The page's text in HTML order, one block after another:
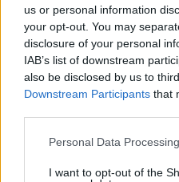
us or personal information
your opt-out. You may
disclosure of your personal
IAB’s list of downstream
also be disclosed by us to
Downstream Participants that
Please note that this website/
not limited to your visit or
Personal Data
I want to opt-out of the
«Τα data δεν πίνονται»:
data center των 15 δισ. της
πριν 27 λεπτά
Υπεγράφη η σύμβαση για
Παρατηρητηρίου Έργων της
πριν 28 λεπτά
ΔΕΙΤΕ ΟΛΕΣ ΤΙΣ